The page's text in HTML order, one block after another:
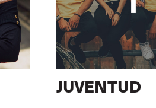
JUVENTUD